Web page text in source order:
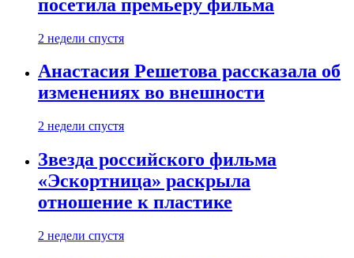
посетила премьеру фильма
2 недели спустя
Анастасия Решетова рассказала об
изменениях во внешности
2 недели спустя
Звезда российского фильма
«Эскортница» раскрыла
отношение к пластике
2 недели спустя